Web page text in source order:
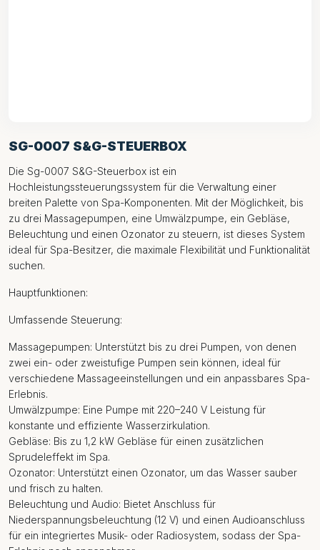
SG-0007 S&G-STEUERBOX
Die Sg-0007 S&G-Steuerbox ist ein
Hochleistungssteuerungssystem für die Verwaltung einer
breiten Palette von Spa-Komponenten. Mit der Möglichkeit, bis
zu drei Massagepumpen, eine Umwälzpumpe, ein Gebläse,
Beleuchtung und einen Ozonator zu steuern, ist dieses System
ideal für Spa-Besitzer, die maximale Flexibilität und Funktionalität
suchen.
Hauptfunktionen:
Umfassende Steuerung:
Massagepumpen: Unterstützt bis zu drei Pumpen, von denen
zwei ein- oder zweistufige Pumpen sein können, ideal für
verschiedene Massageeinstellungen und ein anpassbares Spa-
Erlebnis.
Umwälzpumpe: Eine Pumpe mit 220–240 V Leistung für
konstante und effiziente Wasserzirkulation.
Gebläse: Bis zu 1,2 kW Gebläse für einen zusätzlichen
Sprudeleffekt im Spa.
Ozonator: Unterstützt einen Ozonator, um das Wasser sauber
und frisch zu halten.
Beleuchtung und Audio: Bietet Anschluss für
Niederspannungsbeleuchtung (12 V) und einen Audioanschluss
für ein integriertes Musik- oder Radiosystem, sodass der Spa-